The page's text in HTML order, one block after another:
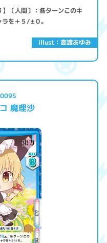
illust：高渡あゆみ
】〔人間〕：各ターンこのキ
を＋５/±０。
魔理沙